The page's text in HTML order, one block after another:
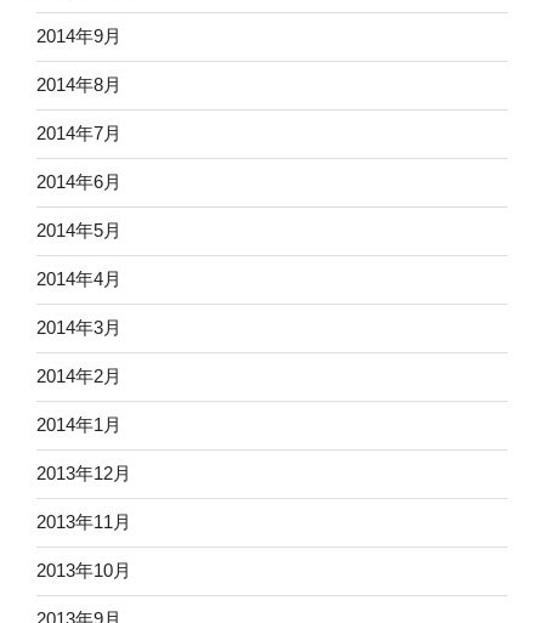
2014年9月
2014年8月
2014年7月
2014年6月
2014年5月
2014年4月
2014年3月
2014年2月
2014年1月
2013年12月
2013年11月
2013年10月